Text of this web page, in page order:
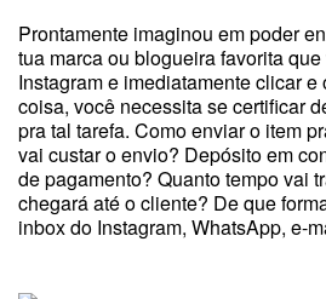
Prontamente imaginou em poder
tua marca ou blogueira favorita
Instagram e imediatamente clicar
coisa, você necessita se certificar
pra tal tarefa. Como enviar o item
vai custar o envio? Depósito em
de pagamento? Quanto tempo vai
chegará até o cliente? De que
inbox do Instagram, WhatsApp, e-